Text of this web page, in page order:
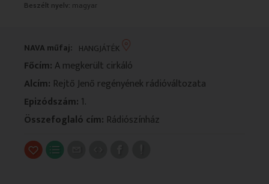
Beszélt nyelv: magyar
NAVA műfaj: HANGJÁTÉK
Főcím:A megkerült cirkáló
Alcím: Rejtő Jenő regényének rádióváltozata
Epizódszám: 1.
Összefoglaló cím: Rádiószínház